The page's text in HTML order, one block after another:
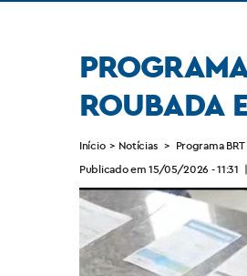
ROUBADA
Início > Notícias > Programa
Publicado em 15/05/2026 - 11:31 |